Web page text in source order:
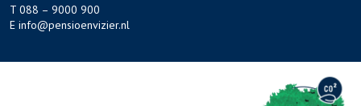
T 088 – 9000 900
E info@pensioenvizier.nl